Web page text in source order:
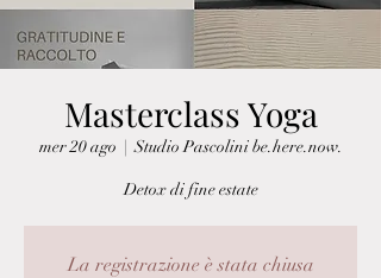
Masterclass Yoga
mer 20 ago
  |
Studio Pascolini be.here.now.
Detox di fine estate
La registrazione è stata chiusa